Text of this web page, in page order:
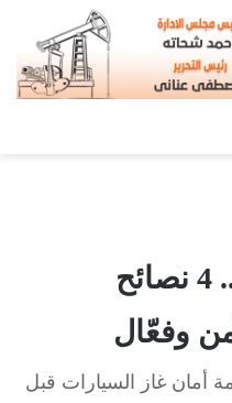
أمان غاز السيارات .. 4 نصائح
وفعّال
أمان غاز السيارات قبل